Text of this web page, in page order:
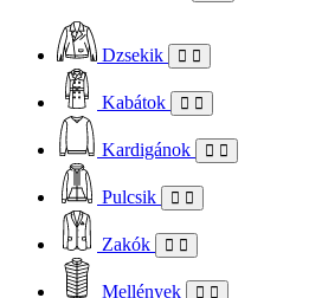
Dzsekik
Kabátok
Kardigánok
Pulcsik
Zakók
Mellények